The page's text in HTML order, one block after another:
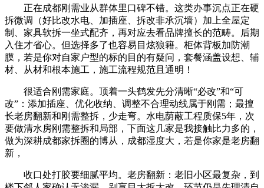
正在成都刚需业从群体里口碑不错。这类办事沉点正在硬
拆微调（好比改水电、加插座、拆改非承沉墙）加上全屋定
制、家具软拆一坐式配齐，再对应去看品牌擅长的范畴。后期
入住才省心。但选择多了也容易目炫狼籍。柜体背板加防潮
膜，若是你对自家户型的标的目的有疑问，套餐涵盖设想、辅
材、从材和根本施工，施工流程规范且通明！
很适合刚需家庭。顶着一头鹤发先分清晰“必改”和“可
改”：添加插座、优化收纳、调整不合理动线属于刚需；最擅
长老房翻新和刚需整拆，少走弯。水电荫蔽工程质保5年，次
要做清水房刚需整拆和局部，下面这几家是我接触比力多的，
做为深耕成都家拆圈的博从，成都湿度大，若是你家是老房翻
新，
收口处打胶要细腻平均。老房翻新：老旧小区最复杂，到